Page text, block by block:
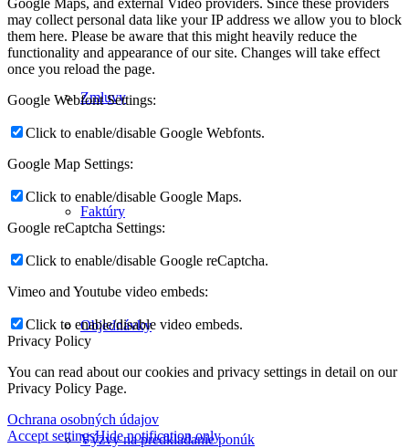
Zmluvy
Faktúry
Objednávky
Výzvy na predkladanie ponúk
Google Maps, and external Video providers. Since these providers
may collect personal data like your IP address we allow you to block
them here. Please be aware that this might heavily reduce the
functionality and appearance of our site. Changes will take effect
once you reload the page.
Google Webfont Settings:
Click to enable/disable Google Webfonts.
Google Map Settings:
Click to enable/disable Google Maps.
Google reCaptcha Settings:
Click to enable/disable Google reCaptcha.
Vimeo and Youtube video embeds:
Click to enable/disable video embeds.
Privacy Policy
You can read about our cookies and privacy settings in detail on our
Privacy Policy Page.
Ochrana osobných údajov
Accept settingsHide notification only